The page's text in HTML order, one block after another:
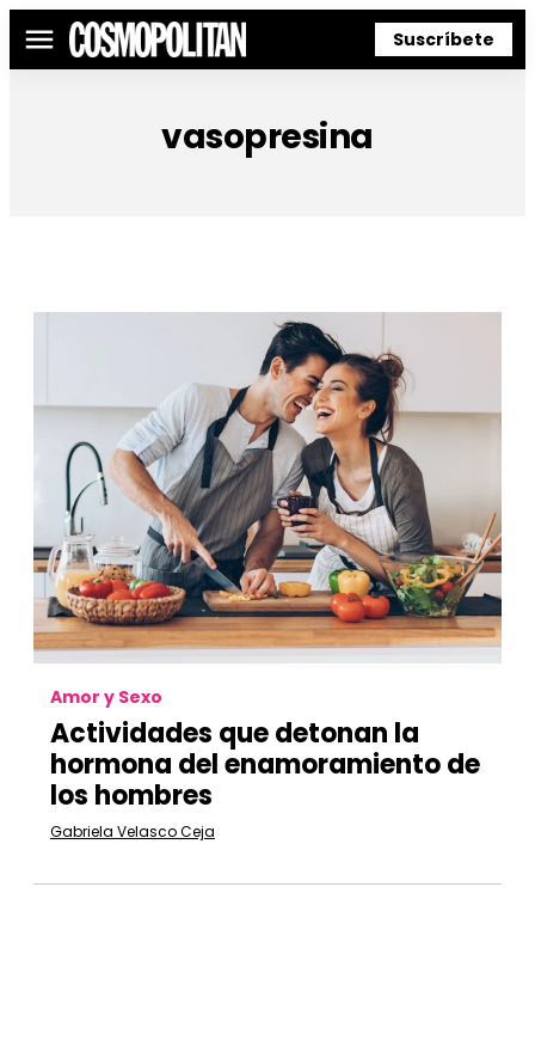
Menú Suscríbete
vasopresina
Amor y Sexo
Actividades que detonan la
hormona del enamoramiento de
los hombres
Gabriela Velasco Ceja